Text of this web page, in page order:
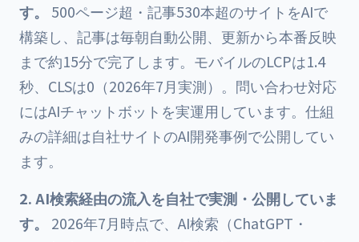
す。
500ページ超・記事530本超のサイトをAIで
構築し、記事は毎朝自動公開、更新から本番反映
まで約15分で完了します。モバイルのLCPは1.4
秒、CLSは0（2026年7月実測）。問い合わせ対応
にはAIチャットボットを実運用しています。仕組
みの詳細は自社サイトのAI開発事例で公開してい
ます。
2. AI検索経由の流入を自社で実測・公開していま
す。
2026年7月時点で、AI検索（ChatGPT・